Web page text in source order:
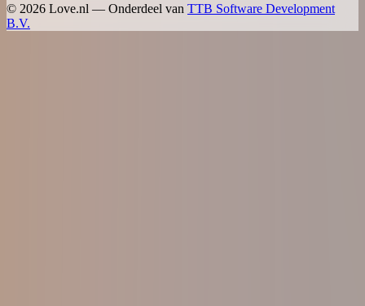
© 2026 Love.nl — Onderdeel van TTB Software Development
B.V.